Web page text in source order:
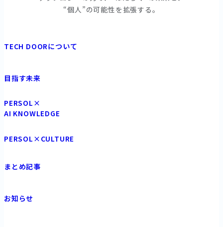
“個⼈”の可能性を拡張する。
TECH DOORについて
目指す未来
PERSOL×
AI KNOWLEDGE
PERSOL×CULTURE
まとめ記事
お知らせ